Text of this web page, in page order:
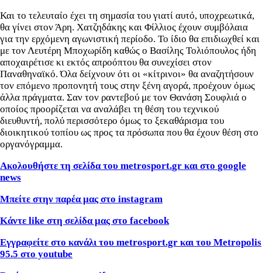
Και το τελευταίο έχει τη σημασία του γιατί αυτό, υποχρεωτικά,
θα γίνει στον Άρη. Χατζηδάκης και Φίλλιος έχουν συμβόλαια
για την ερχόμενη αγωνιστική περίοδο. Το ίδιο θα επιδιωχθεί και
με τον Λευτέρη Μποχωρίδη καθώς ο Βασίλης Τολιόπουλος ήδη
αποχαιρέτισε κι εκτός απροόπτου θα συνεχίσει στον
Παναθηναϊκό. Όλα δείχνουν ότι οι «κίτρινοι» θα αναζητήσουν
τον επόμενο προπονητή τους στην ξένη αγορά, προέχουν όμως
άλλα πράγματα. Σαν τον ραντεβού με τον Θανάση Σουφλιά ο
οποίος προορίζεται να αναλάβει τη θέση του τεχνικού
διευθυντή, πολύ περισσότερο όμως το ξεκαθάρισμα του
διοικητικού τοπίου ως προς τα πρόσωπα που θα έχουν θέση στο
οργανόγραμμα.
Ακολουθήστε τη σελίδα του metrosport.gr και στο google
news
Μπείτε στην παρέα μας στο instagram
Κάντε like στη σελίδα μας στο facebook
Εγγραφείτε στο κανάλι του metrosport.gr και του Metropolis
95.5 στο youtube